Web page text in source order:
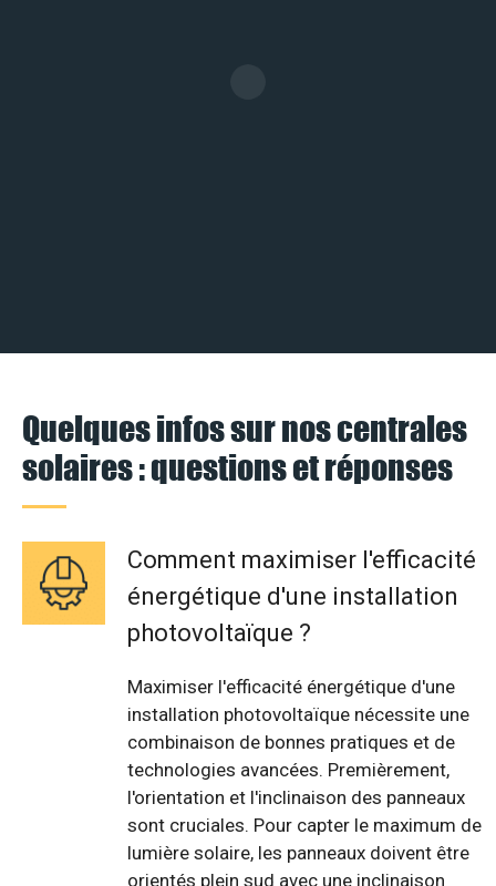
Quelques infos sur nos centrales
solaires : questions et réponses
Comment maximiser l'efficacité
énergétique d'une installation
photovoltaïque ?
Maximiser l'efficacité énergétique d'une
installation photovoltaïque nécessite une
combinaison de bonnes pratiques et de
technologies avancées. Premièrement,
l'orientation et l'inclinaison des panneaux
sont cruciales. Pour capter le maximum de
lumière solaire, les panneaux doivent être
orientés plein sud avec une inclinaison